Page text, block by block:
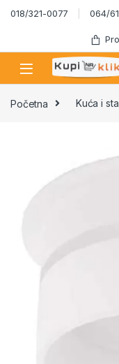
Skip to navigation
Skip to content
018/321-0077 064/
Početna Kuća i